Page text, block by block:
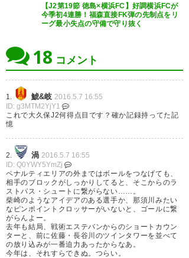
【J2第19節 徳島×横浜FC】好調横浜FCが
今季初4連勝！福森直接FK弾の先制点をリ
ーグ最小失点の守備で守り抜く
18 コメント
1. 鯱&岐 2016.5.7 16:55
ID: g3MTM2YjY1
これで大久保J2何得点目です？確か記録持ってた記
憶
2. 渦 2016.5.7 16:55
ID: Q0YWY5YmZj
ペナルティエリアの外まではボールをつなげても、
相手のブロックがしっかりしてると、そこからのラ
ストパス・シュートに繋がらない……。
柴崎のようなアイデアのある選手か、那須川みたい
なピンポイントクロッサーがいないと、ゴールに繋
がらんよー。
去年も結局、戦術エステバンからのショートカウン
ターと、前に佐藤・長谷川のツインタワーを並べて
の放り込みが一番迫力あったからなあ。
今年は、それすらできぬ。つらい。